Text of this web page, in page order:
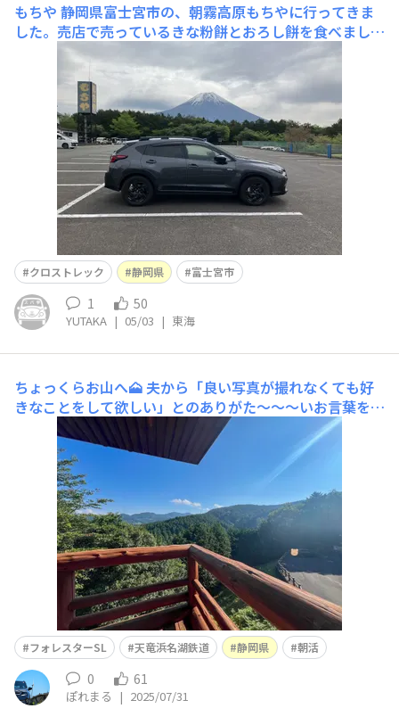
もちや 静岡県富士宮市の、朝霧高原もちやに行ってきま
した。売店で売っているきな粉餅とおろし餅を食べまし
た。1パック４個入っていて600円でした。すごく柔らか
くて美味しかったです。富士宮方面に来たら寄ってみてく
ださい。
クロストレック 静岡県 富士宮市
1 50
YUTAKA | 05/03 | 東海
ちょっくらお山へ🗻 夫から「良い写真が撮れなくても好
きなことをして欲しい」とのありがた〜〜〜いお言葉をい
ただきフォレスターのお山デビューをするべく朝活してき
ました🚗 お山に行く前に天竜浜名湖鉄道(通称天浜線)と
ツーショット！単線の可愛いディーゼル車です🚃待ってる
と……？きたきた！！！天浜線といえば〜？の車両(
フォレスターSL 天竜浜名湖鉄道 静岡県 朝活
0 61
ぽれまる | 2025/07/31